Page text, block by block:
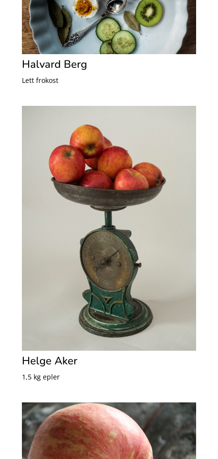
Halvard Berg
Lett frokost
Helge Aker
1,5 kg epler